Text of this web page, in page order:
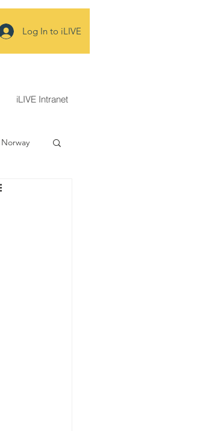
Log In to iLIVE
iLIVE Intranet
Norway